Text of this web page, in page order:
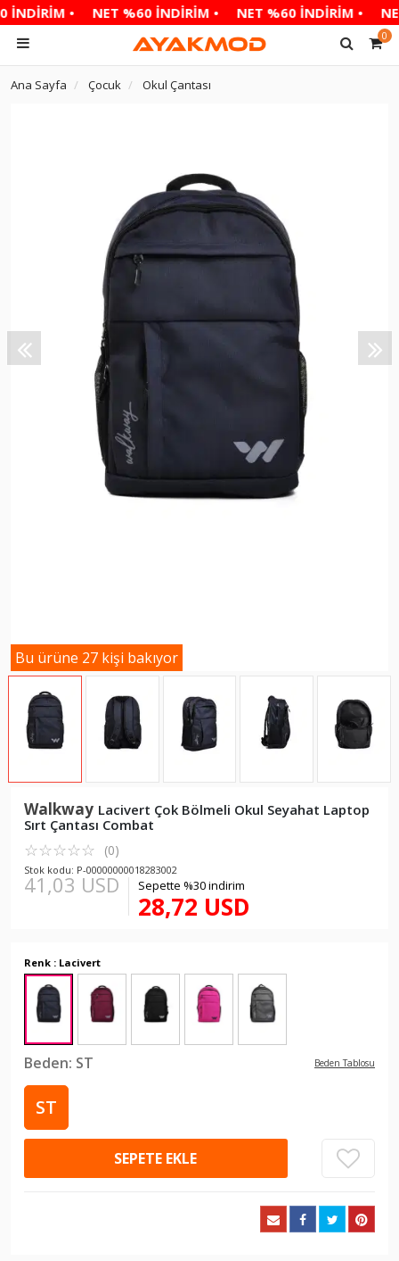
• NET %60 İNDİRİM • NET %60 İNDİRİM •
0
Ana Sayfa Çocuk Okul Çantası
Bu ürüne 27 kişi bakıyor
Walkway Lacivert Çok Bölmeli Okul Seyahat Laptop
Sırt Çantası Combat
☆☆☆☆☆
★★★★★ (0)
Stok kodu: P-00000000018283002
41,03 USD Sepette %30 indirim
28,72 USD
Renk : Lacivert
Beden: ST Beden Tablosu
ST
SEPETE EKLE